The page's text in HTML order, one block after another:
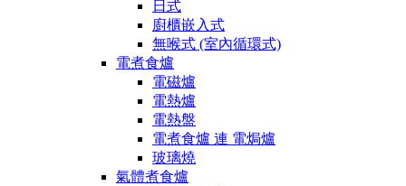
日式
廚櫃嵌入式
無喉式 (室內循環式)
電煮食爐
電磁爐
電熱爐
電熱盤
電煮食爐 連 電焗爐
玻璃燒
氣體煮食爐